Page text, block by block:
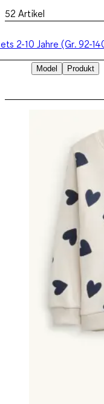
52 Artikel
2-10 Jahre (Gr. 92-
Model
Produkt